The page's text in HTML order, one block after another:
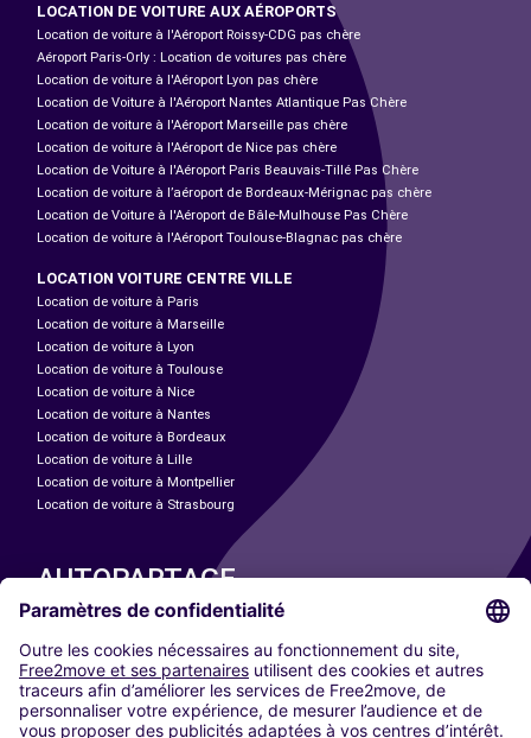
LOCATION DE VOITURE AUX AÉROPORTS
Location de voiture à l'Aéroport Roissy-CDG pas chère
Aéroport Paris-Orly : Location de voitures pas chère
Location de voiture à l'Aéroport Lyon pas chère
Location de Voiture à l'Aéroport Nantes Atlantique Pas Chère
Location de voiture à l'Aéroport Marseille pas chère
Location de voiture à l'Aéroport de Nice pas chère
Location de Voiture à l'Aéroport Paris Beauvais-Tillé Pas Chère
Location de voiture à l’aéroport de Bordeaux-Mérignac pas chère
Location de Voiture à l'Aéroport de Bâle-Mulhouse Pas Chère
Location de voiture à l'Aéroport Toulouse-Blagnac pas chère
LOCATION VOITURE CENTRE VILLE
Location de voiture à Paris
Location de voiture à Marseille
Location de voiture à Lyon
Location de voiture à Toulouse
Location de voiture à Nice
Location de voiture à Nantes
Location de voiture à Bordeaux
Location de voiture à Lille
Location de voiture à Montpellier
Location de voiture à Strasbourg
AUTOPARTAGE
Paris
Madrid
Washington DC
Milan